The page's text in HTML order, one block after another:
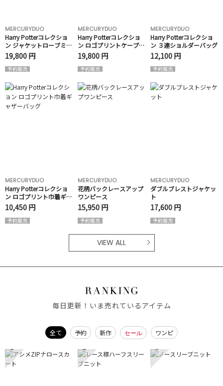
MERCURYDUO
Harry Potterコレクショ
ン ジャケットローブミニ
ワンピース
19,800 円
MERCURYDUO
Harry Potterコレクショ
ン ロゴプリントケープキ
ャミワンピース
19,800 円
MERCURYDUO
Harry Potterコレクショ
ン ３連ショルダーバッグ
12,100 円
MERCURYDUO
Harry Potterコレクショ
ン ロゴプリント巾着ギャ
ザーバッグ
10,450 円
MERCURYDUO
花柄バックレースアップ
ワンピース
15,950 円
MERCURYDUO
ダブルブレストジャケッ
ト
17,600 円
VIEW ALL
毎日更新！いま売れているアイテム
全て 予約 新作 セール ワンピ
1 2 3